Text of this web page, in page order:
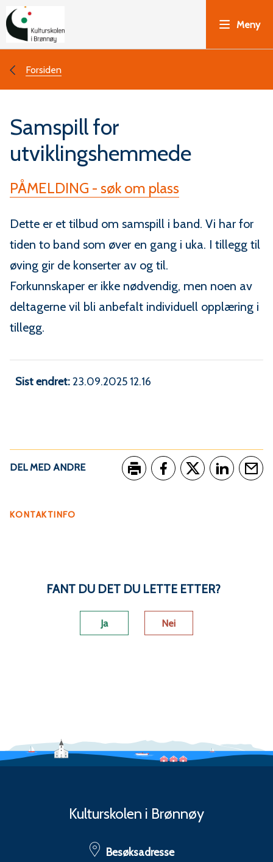
u
u
r
s
k
o
l
e
i
B
ø
n
Meny
Du
her:
Forsiden
Samspill for
utviklingshemmede
PÅMELDING - søk om plass
Dette er et tilbud om samspill i band. Vi har for
tiden to band som øver en gang i uka. I tillegg til
øving gir de konserter av og til.
Forkunnskaper er ikke nødvendig, men noen av
deltagerne vil bli anbefalt individuell opplæring i
tillegg.
Sist endret 23.09.2025 12.16
DEL MED ANDRE
KONTAKTINFO
FANT DU DET DU LETTE ETTER?
Ja Nei
Kulturskolen i Brønnøy
Besøksadresse